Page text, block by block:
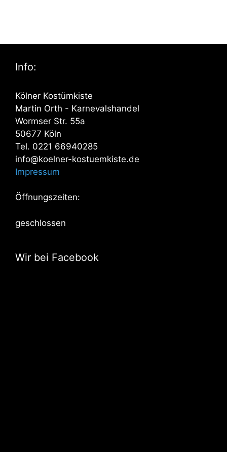
Info:
Kölner Kostümkiste
Martin Orth - Karnevalshandel
Wormser Str. 55a
50677 Köln
Tel. 0221 66940285
info@koelner-kostuemkiste.de
Impressum
Öffnungszeiten:
geschlossen
Wir bei Facebook